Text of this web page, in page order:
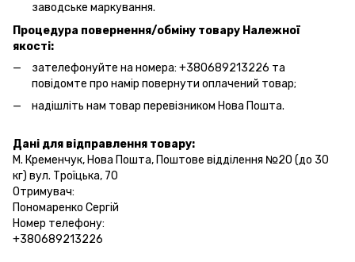
заводське маркування.
Процедура повернення/обміну товару Належної
якості:
зателефонуйте на номера: +380689213226 та
повідомте про намір повернути оплачений товар;
надішліть нам товар перевізником Нова Пошта.
Дані для відправлення товару:
М. Кременчук, Нова Пошта, Поштове відділення №20 (до 30
кг) вул. Троїцька, 70
Отримувач:
Пономаренко Сергій
Номер телефону:
+380689213226